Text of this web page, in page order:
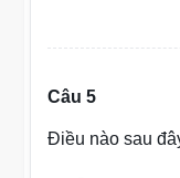
Câu 5
Điều nào sau